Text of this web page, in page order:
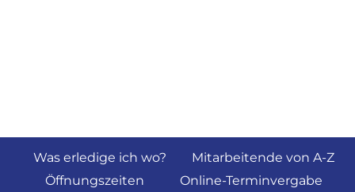
Was erledige ich wo?
Mitarbeitende von A-Z
Öffnungszeiten
Online-Terminvergabe